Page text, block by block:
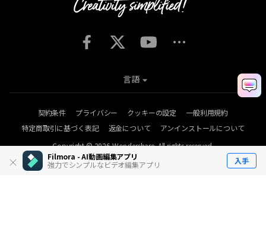
Filmora - AI動画編集アプリ
強力でシンプルなビデオ編集アプリ
入手
契約条件 プライバシー クッキーの設定
一般利用規約
特定商取引に基づく表記
返金について
アンインストールについて
Copyright © 2026Wondershare. All rights reserved.
言語